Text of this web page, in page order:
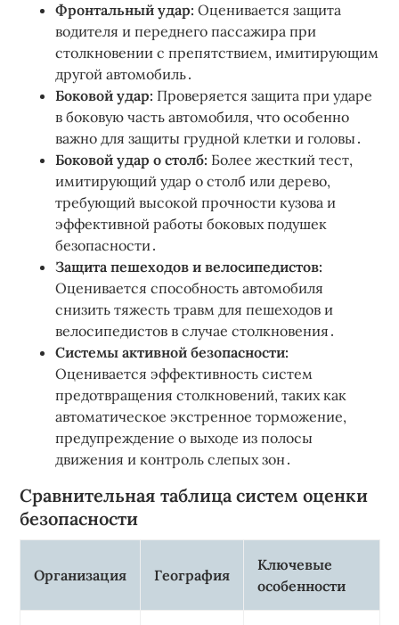
Фронтальный удар: Оценивается защита
водителя и переднего пассажира при
столкновении с препятствием, имитирующим
другой автомобиль․
Боковой удар: Проверяется защита при ударе
в боковую часть автомобиля, что особенно
важно для защиты грудной клетки и головы․
Боковой удар о столб: Более жесткий тест,
имитирующий удар о столб или дерево,
требующий высокой прочности кузова и
эффективной работы боковых подушек
безопасности․
Защита пешеходов и велосипедистов:
Оценивается способность автомобиля
снизить тяжесть травм для пешеходов и
велосипедистов в случае столкновения․
Системы активной безопасности:
Оценивается эффективность систем
предотвращения столкновений, таких как
автоматическое экстренное торможение,
предупреждение о выходе из полосы
движения и контроль слепых зон․
Сравнительная таблица систем оценки
безопасности
Организация География
Ключевые
особенности